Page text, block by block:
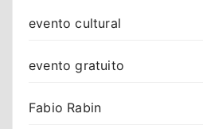
evento cultural
evento gratuito
Fabio Rabin